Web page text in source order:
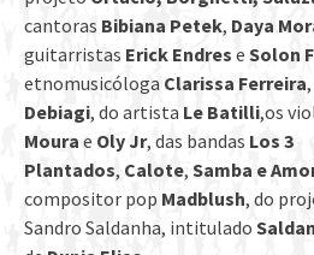
cantoras Bibiana Petek, Daya
guitarristas Erick Endres e Solon
etnomusicóloga Clarissa Ferreira
Debiagi, do artista Le Batilli,os
Moura e Oly Jr, das bandas Los 3
Plantados, Calote, Samba e
compositor pop Madblush, do
Sandro Saldanha, intitulado